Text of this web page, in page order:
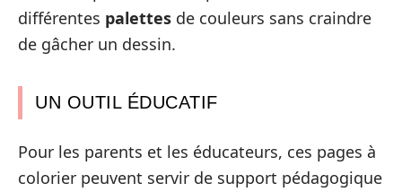
différentes palettes de couleurs sans craindre
de gâcher un dessin.
UN OUTIL ÉDUCATIF
Pour les parents et les éducateurs, ces pages à
colorier peuvent servir de support pédagogique